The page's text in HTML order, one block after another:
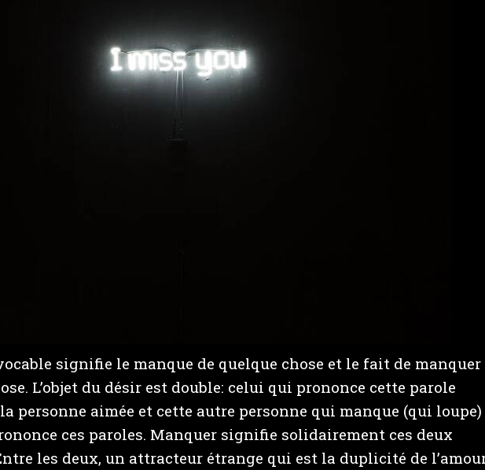
signifie le manque de quelque chose et le fait de manquer
L’objet du désir est double: celui qui prononce cette parole
la personne aimée et cette autre personne qui manque (qui loupe)
ces paroles. Manquer signifie solidairement ces deux
les deux, un attracteur étrange qui est la duplicité de